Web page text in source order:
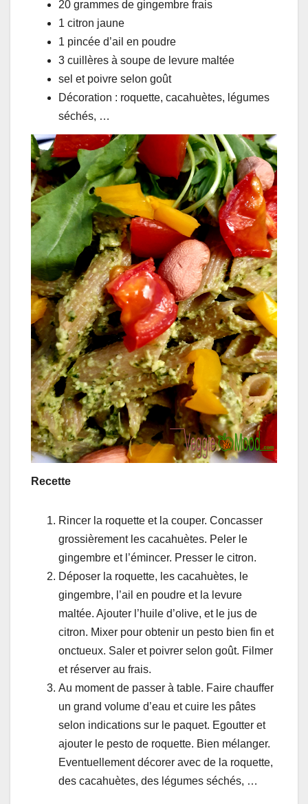
20 grammes de gingembre frais
1 citron jaune
1 pincée d’ail en poudre
3 cuillères à soupe de levure maltée
sel et poivre selon goût
Décoration : roquette, cacahuètes, légumes
séchés, …
Recette
Rincer la roquette et la couper. Concasser
grossièrement les cacahuètes. Peler le
gingembre et l’émincer. Presser le citron.
Déposer la roquette, les cacahuètes, le
gingembre, l’ail en poudre et la levure
maltée. Ajouter l’huile d’olive, et le jus de
citron. Mixer pour obtenir un pesto bien fin et
onctueux. Saler et poivrer selon goût. Filmer
et réserver au frais.
Au moment de passer à table. Faire chauffer
un grand volume d’eau et cuire les pâtes
selon indications sur le paquet. Egoutter et
ajouter le pesto de roquette. Bien mélanger.
Eventuellement décorer avec de la roquette,
des cacahuètes, des légumes séchés, …